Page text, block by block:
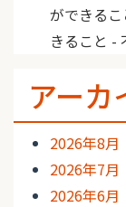
ができるこ
きること -
アーカ
2026年8月
2026年7月
2026年6月